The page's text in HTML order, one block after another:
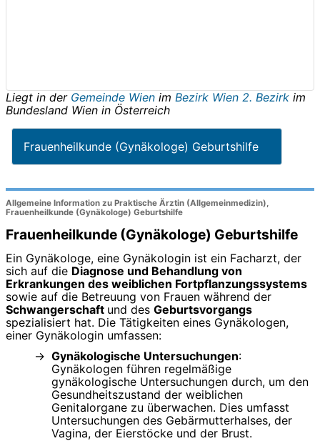
Liegt in der Gemeinde Wien im Bezirk Wien 2. Bezirk im
Bundesland Wien in Österreich
Frauenheilkunde (Gynäkologe) Geburtshilfe
Allgemeine Information zu Praktische Ärztin (Allgemeinmedizin),
Frauenheilkunde (Gynäkologe) Geburtshilfe
Frauenheilkunde (Gynäkologe) Geburtshilfe
Ein Gynäkologe, eine Gynäkologin ist ein Facharzt, der
sich auf die Diagnose und Behandlung von
Erkrankungen des weiblichen Fortpflanzungssystems
sowie auf die Betreuung von Frauen während der
Schwangerschaft und des Geburtsvorgangs
spezialisiert hat. Die Tätigkeiten eines Gynäkologen,
einer Gynäkologin umfassen:
Gynäkologische Untersuchungen:
Gynäkologen führen regelmäßige
gynäkologische Untersuchungen durch, um den
Gesundheitszustand der weiblichen
Genitalorgane zu überwachen. Dies umfasst
Untersuchungen des Gebärmutterhalses, der
Vagina, der Eierstöcke und der Brust.